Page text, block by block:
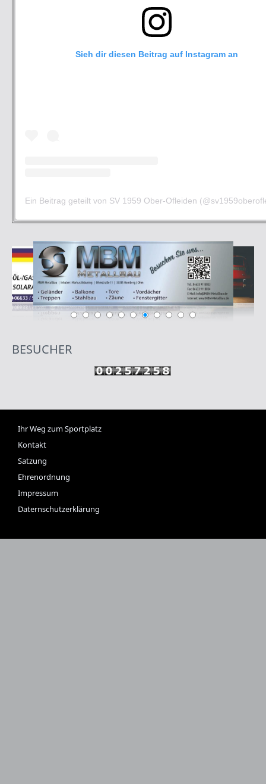
Sieh dir diesen Beitrag auf Instagram an
Ein Beitrag geteilt von SV 1959 Ober-Ofleiden
BESUCHER
Ihr Weg zum Sportplatz
Kontakt
Satzung
Ehrenordnung
Impressum
Daternschutzerklärung